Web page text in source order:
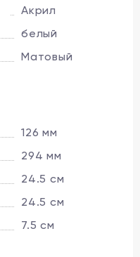
Акрил
белый
Матовый
126 мм
294 мм
24.5 см
24.5 см
7.5 см